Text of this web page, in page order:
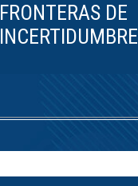
FRONTERAS DE
INCERTIDUMBRE